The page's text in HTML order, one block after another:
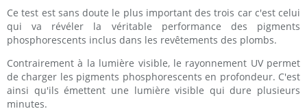
Ce test est sans doute le plus important des trois car c'est celui
qui va révéler la véritable performance des pigments
phosphorescents inclus dans les revêtements des plombs.
Contrairement à la lumière visible, le rayonnement UV permet
de charger les pigments phosphorescents en profondeur. C'est
ainsi qu'ils émettent une lumière visible qui dure plusieurs
minutes.